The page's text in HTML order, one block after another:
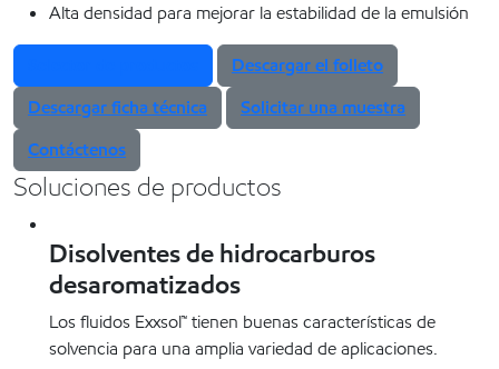
Alta densidad para mejorar la estabilidad de la emulsión
Descargar el folleto
Descargar ficha técnica
Solicitar una muestra
Contáctenos
Soluciones de productos
Disolventes de hidrocarburos
desaromatizados
Los fluidos Exxsol™ tienen buenas características de
solvencia para una amplia variedad de aplicaciones.